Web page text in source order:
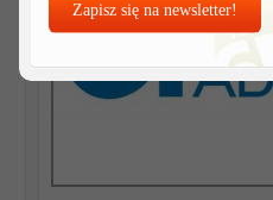
Zapisz się na newsletter!